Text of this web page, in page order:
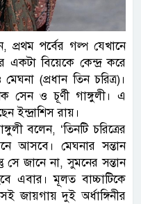
প্রথম পর্বের গল্প যেখানে
বিয়েকে কেন্দ্র করে
(প্রধান তিন চরিত্র)।
সেন ও চূর্ণী গাঙ্গুলী। এ
ইন্দ্রাশিস রায়।
বলেন, ‘তিনটি চরিত্রের
আসবে। মেঘনার সন্তান
জানে না, সুমনের সন্তান
এবার। মূলত বাচ্চাটিকে
জায়গায় দুই অর্ধাঙ্গিনীর